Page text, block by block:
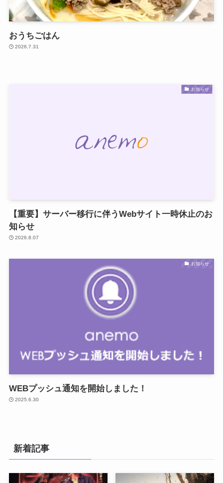
おうちごはん
2026.7.31
お知らせ
【重要】サーバー移行に伴うWebサイト一時休止のお
知らせ
2026.8.07
お知らせ
WEBプッシュ通知を開始しました！
2025.6.30
新着記事